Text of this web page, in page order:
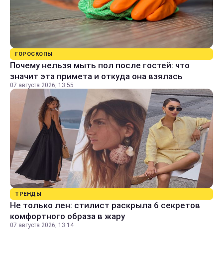
ГОРОСКОПЫ
Почему нельзя мыть пол после гостей: что
значит эта примета и откуда она взялась
07 августа 2026, 13:55
ТРЕНДЫ
Не только лен: стилист раскрыла 6 секретов
комфортного образа в жару
07 августа 2026, 13:14